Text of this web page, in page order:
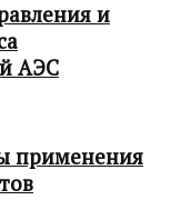
и
АЭС
применения